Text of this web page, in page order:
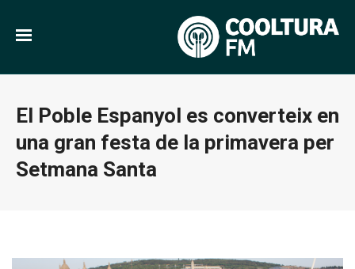
El Poble Espanyol es converteix en
una gran festa de la primavera per
Setmana Santa